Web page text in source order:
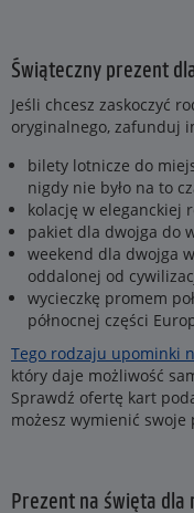
Świąteczny prezent
Jeśli chcesz zaskoczyć
oryginalnego, zafunduj
bilety lotnicze do
nigdy nie było na to
kolację w eleganckiej
pakiet dla dwojga do
weekend dla dwojga
oddalonej od
wycieczkę promem
północnej części
Tego rodzaju upominki
który daje możliwość
Sprawdź ofertę kart
możesz wymienić swoje
Prezent na święta dla